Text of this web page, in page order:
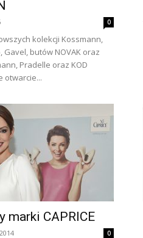
0
kolekcji Kossmann,
Gavel, butów NOVAK oraz
Pradelle oraz KOD
otwarcie...
marki CAPRICE
0